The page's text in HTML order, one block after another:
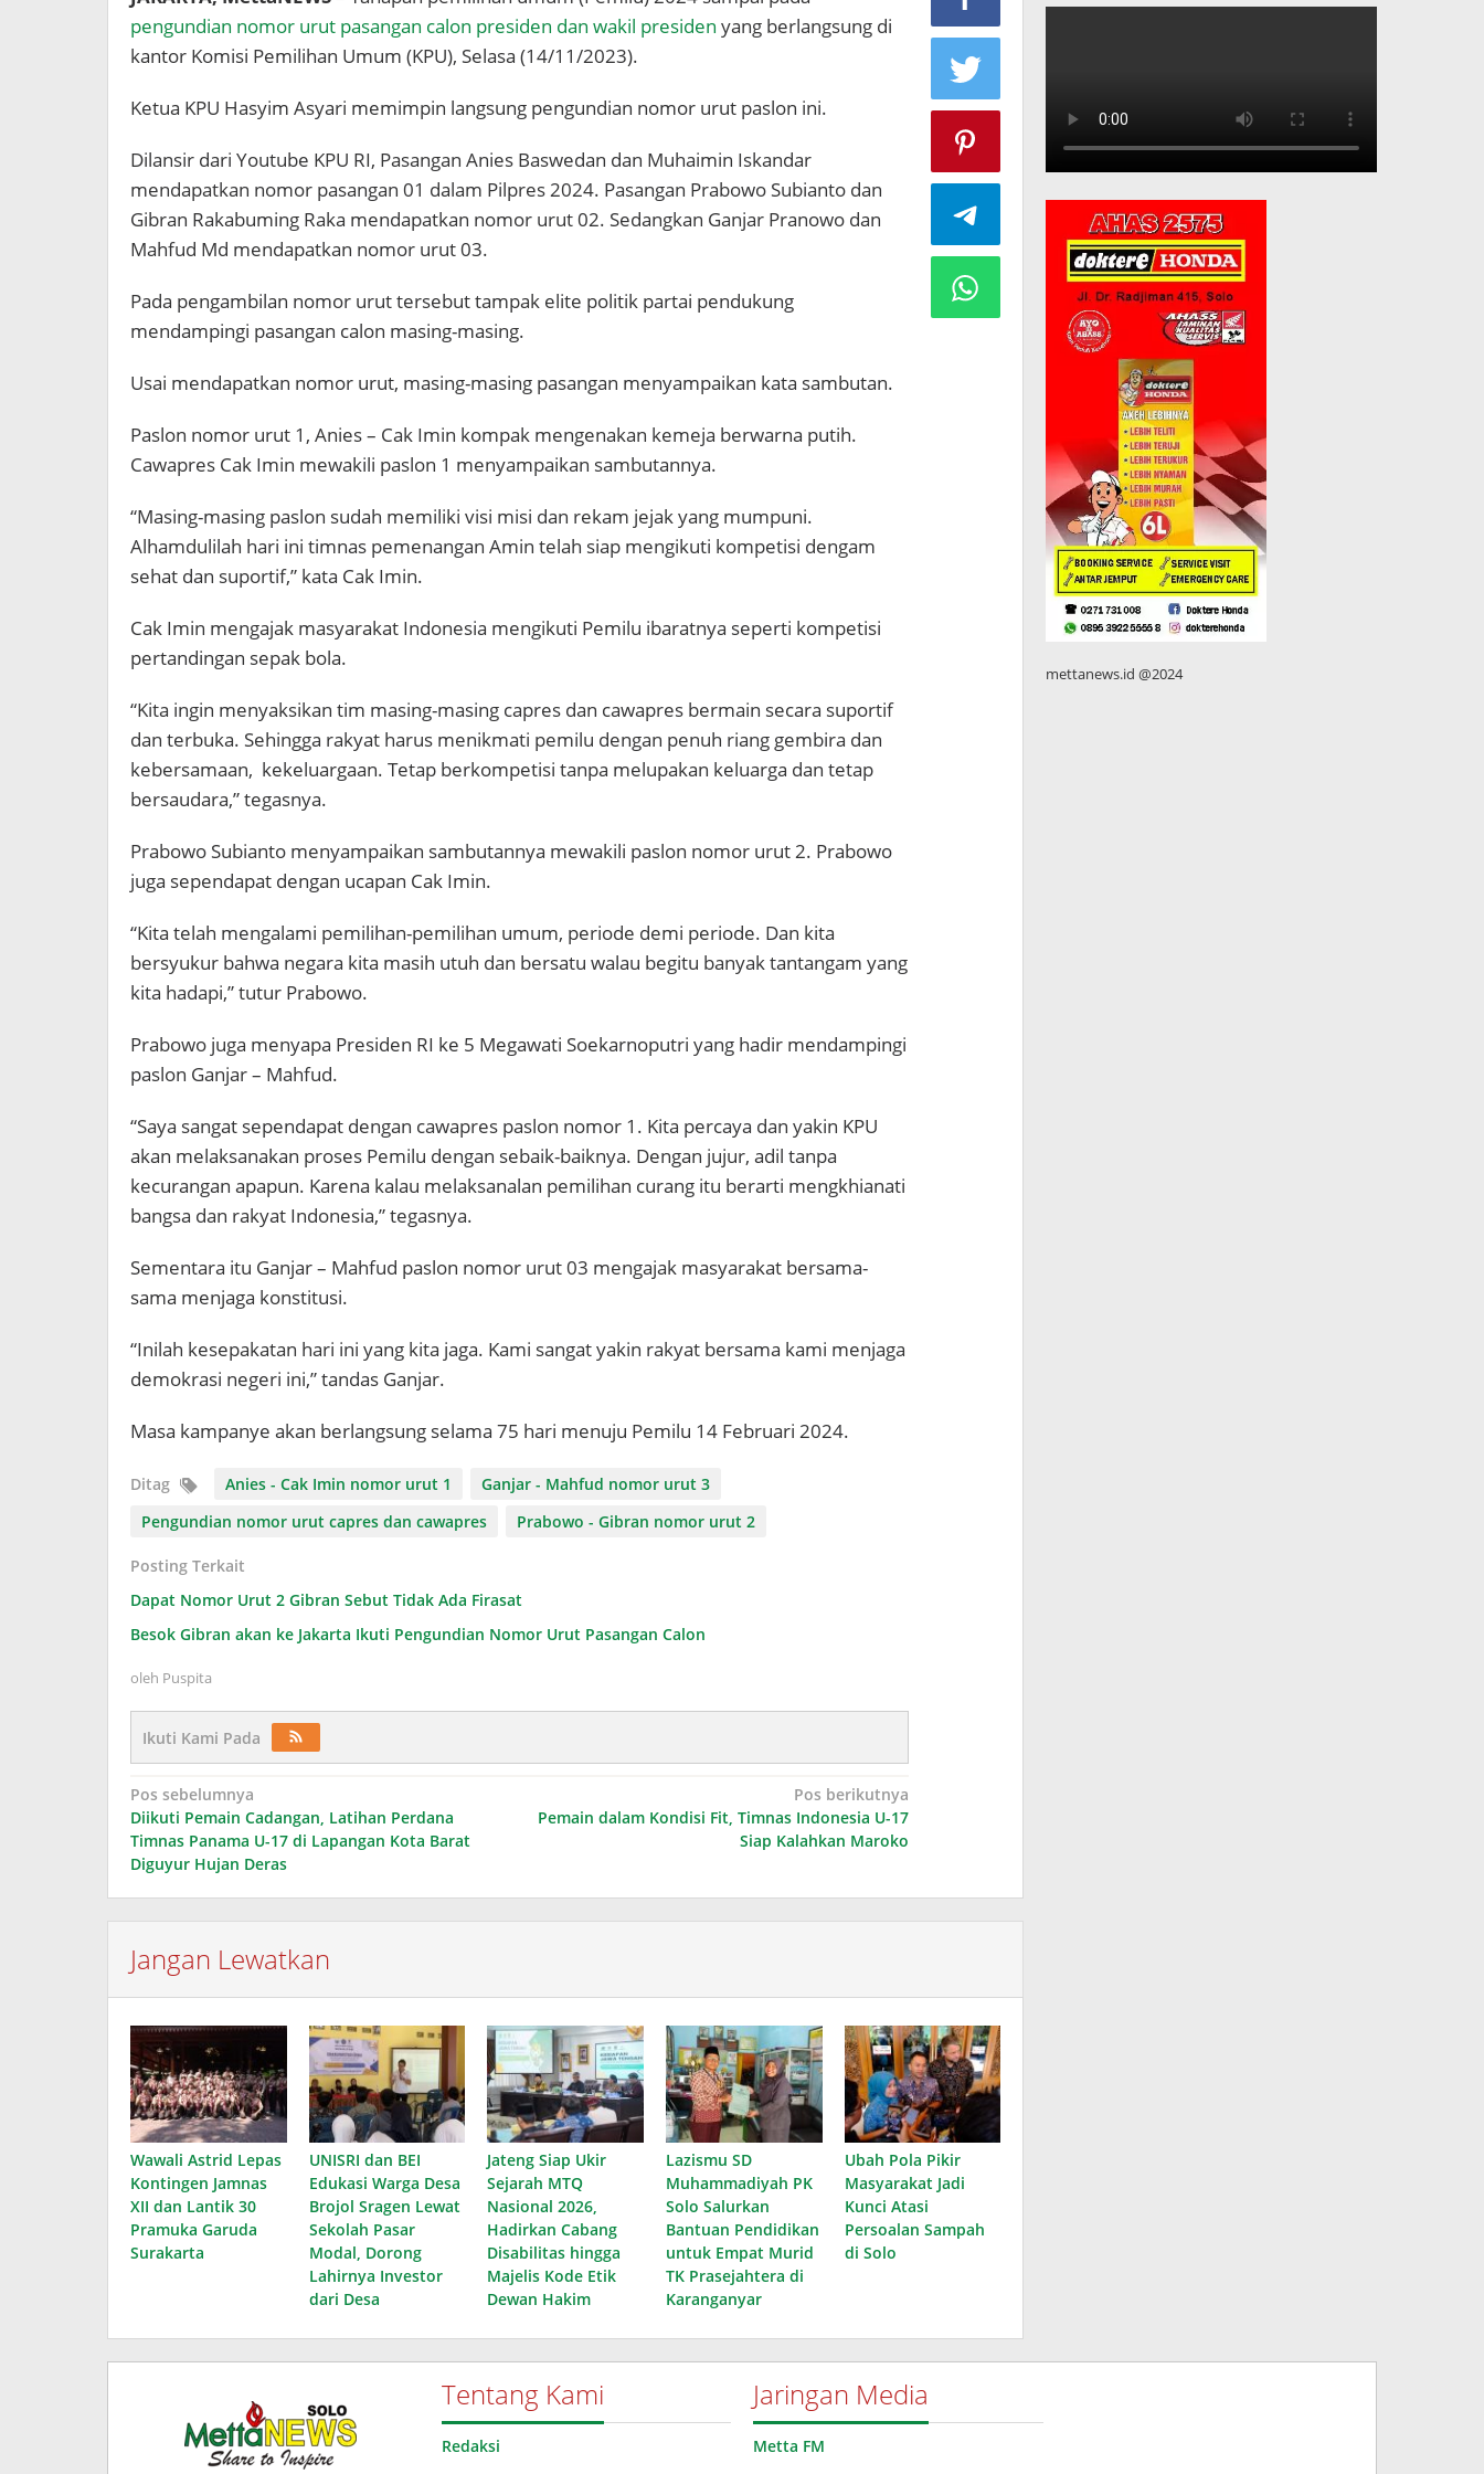
-
Mahfud
3
pengundian nomor urut pasangan calon presiden dan wakil presiden yang berlangsung di
kantor Komisi Pemilihan Umum (KPU), Selasa (14/11/2023).
Ketua KPU Hasyim Asyari memimpin langsung pengundian nomor urut paslon ini.
Dilansir dari Youtube KPU RI, Pasangan Anies Baswedan dan Muhaimin Iskandar
mendapatkan nomor pasangan 01 dalam Pilpres 2024. Pasangan Prabowo Subianto dan
Gibran Rakabuming Raka mendapatkan nomor urut 02. Sedangkan Ganjar Pranowo dan
Mahfud Md mendapatkan nomor urut 03.
Pada pengambilan nomor urut tersebut tampak elite politik partai pendukung
mendampingi pasangan calon masing-masing.
Usai mendapatkan nomor urut, masing-masing pasangan menyampaikan kata sambutan.
Paslon nomor urut 1, Anies – Cak Imin kompak mengenakan kemeja berwarna putih.
Cawapres Cak Imin mewakili paslon 1 menyampaikan sambutannya.
“Masing-masing paslon sudah memiliki visi misi dan rekam jejak yang mumpuni.
Alhamdulilah hari ini timnas pemenangan Amin telah siap mengikuti kompetisi dengam
sehat dan suportif,” kata Cak Imin.
Cak Imin mengajak masyarakat Indonesia mengikuti Pemilu ibaratnya seperti kompetisi
pertandingan sepak bola.
“Kita ingin menyaksikan tim masing-masing capres dan cawapres bermain secara suportif
dan terbuka. Sehingga rakyat harus menikmati pemilu dengan penuh riang gembira dan
kebersamaan, kekeluargaan. Tetap berkompetisi tanpa melupakan keluarga dan tetap
bersaudara,” tegasnya.
Prabowo Subianto menyampaikan sambutannya mewakili paslon nomor urut 2. Prabowo
juga sependapat dengan ucapan Cak Imin.
“Kita telah mengalami pemilihan-pemilihan umum, periode demi periode. Dan kita
bersyukur bahwa negara kita masih utuh dan bersatu walau begitu banyak tantangam yang
kita hadapi,” tutur Prabowo.
Prabowo juga menyapa Presiden RI ke 5 Megawati Soekarnoputri yang hadir mendampingi
paslon Ganjar – Mahfud.
“Saya sangat sependapat dengan cawapres paslon nomor 1. Kita percaya dan yakin KPU
akan melaksanakan proses Pemilu dengan sebaik-baiknya. Dengan jujur, adil tanpa
kecurangan apapun. Karena kalau melaksanalan pemilihan curang itu berarti mengkhianati
bangsa dan rakyat Indonesia,” tegasnya.
Sementara itu Ganjar – Mahfud paslon nomor urut 03 mengajak masyarakat bersama-
sama menjaga konstitusi.
“Inilah kesepakatan hari ini yang kita jaga. Kami sangat yakin rakyat bersama kami menjaga
demokrasi negeri ini,” tandas Ganjar.
Masa kampanye akan berlangsung selama 75 hari menuju Pemilu 14 Februari 2024.
Ditag Anies - Cak Imin nomor urut 1
Ganjar - Mahfud nomor urut 3
Pengundian nomor urut capres dan cawapres
Prabowo - Gibran nomor urut 2
Posting Terkait
Dapat Nomor Urut 2 Gibran Sebut Tidak Ada Firasat
Besok Gibran akan ke Jakarta Ikuti Pengundian Nomor Urut Pasangan Calon
oleh Puspita
Ikuti Kami Pada
Navigasi
pos
Pos sebelumnya
Diikuti Pemain Cadangan, Latihan Perdana
Timnas Panama U-17 di Lapangan Kota Barat
Diguyur Hujan Deras
Pos berikutnya
Pemain dalam Kondisi Fit, Timnas Indonesia U-17
Siap Kalahkan Maroko
Jangan Lewatkan
Wawali Astrid Lepas
Kontingen Jamnas
XII dan Lantik 30
Pramuka Garuda
Surakarta
UNISRI dan BEI
Edukasi Warga Desa
Brojol Sragen Lewat
Sekolah Pasar
Modal, Dorong
Lahirnya Investor
dari Desa
Jateng Siap Ukir
Sejarah MTQ
Nasional 2026,
Hadirkan Cabang
Disabilitas hingga
Majelis Kode Etik
Dewan Hakim
Lazismu SD
Muhammadiyah PK
Solo Salurkan
Bantuan Pendidikan
untuk Empat Murid
TK Prasejahtera di
Karanganyar
Ubah Pola Pikir
Masyarakat Jadi
Kunci Atasi
Persoalan Sampah
di Solo
mettanews.id @2024
Tentang Kami
Redaksi
Jaringan Media
Metta FM